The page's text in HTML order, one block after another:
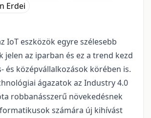
Erdei
IoT eszközök egyre szélesebb
jelen az iparban és ez a trend kezd
és középvállalkozások körében is.
ágazatok az Industry 4.0
robbanásszerű növekedésnek
számára új kihívást